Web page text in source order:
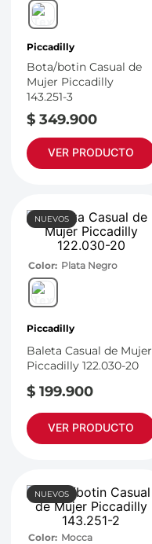
Piccadilly
Bota/botin Casual de
Mujer Piccadilly
143.251-3
$ 349.900
VER PRODUCTO
NUEVOS
Color Plata Negro
Piccadilly
Baleta Casual de Mujer
Piccadilly 122.030-20
$ 199.900
VER PRODUCTO
NUEVOS
Color Mocca
8.
skechers
9
cartago
10. bubble gummers